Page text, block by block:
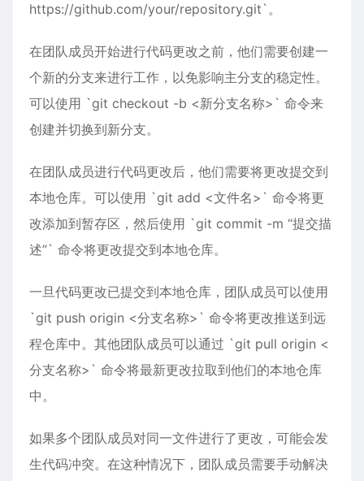
https://github.com/your/repository.git`。
在团队成员开始进行代码更改之前，他们需要创建一
个新的分支来进行工作，以免影响主分支的稳定性。
可以使用 `git checkout -b <新分支名称>` 命令来
创建并切换到新分支。
在团队成员进行代码更改后，他们需要将更改提交到
本地仓库。可以使用 `git add <文件名>` 命令将更
改添加到暂存区，然后使用 `git commit -m “提交描
述”` 命令将更改提交到本地仓库。
一旦代码更改已提交到本地仓库，团队成员可以使用
`git push origin <分支名称>` 命令将更改推送到远
程仓库中。其他团队成员可以通过 `git pull origin <
分支名称>` 命令将最新更改拉取到他们的本地仓库
中。
如果多个团队成员对同一文件进行了更改，可能会发
生代码冲突。在这种情况下，团队成员需要手动解决